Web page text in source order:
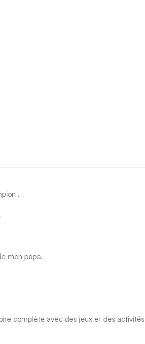
!
mon papa.
complète avec des jeux et des